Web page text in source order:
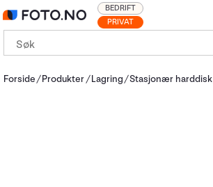
PRIVAT
BEDRIFT
Forside Produkter Lagring Stasjonær harddisk